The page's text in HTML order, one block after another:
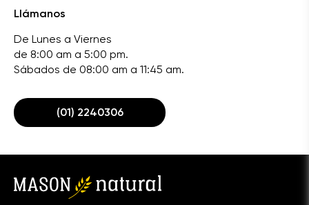
Llámanos
De Lunes a Viernes
de 8:00 am a 5:00 pm.
Sábados de 08:00 am a 11:45 am.
(01) 2240306